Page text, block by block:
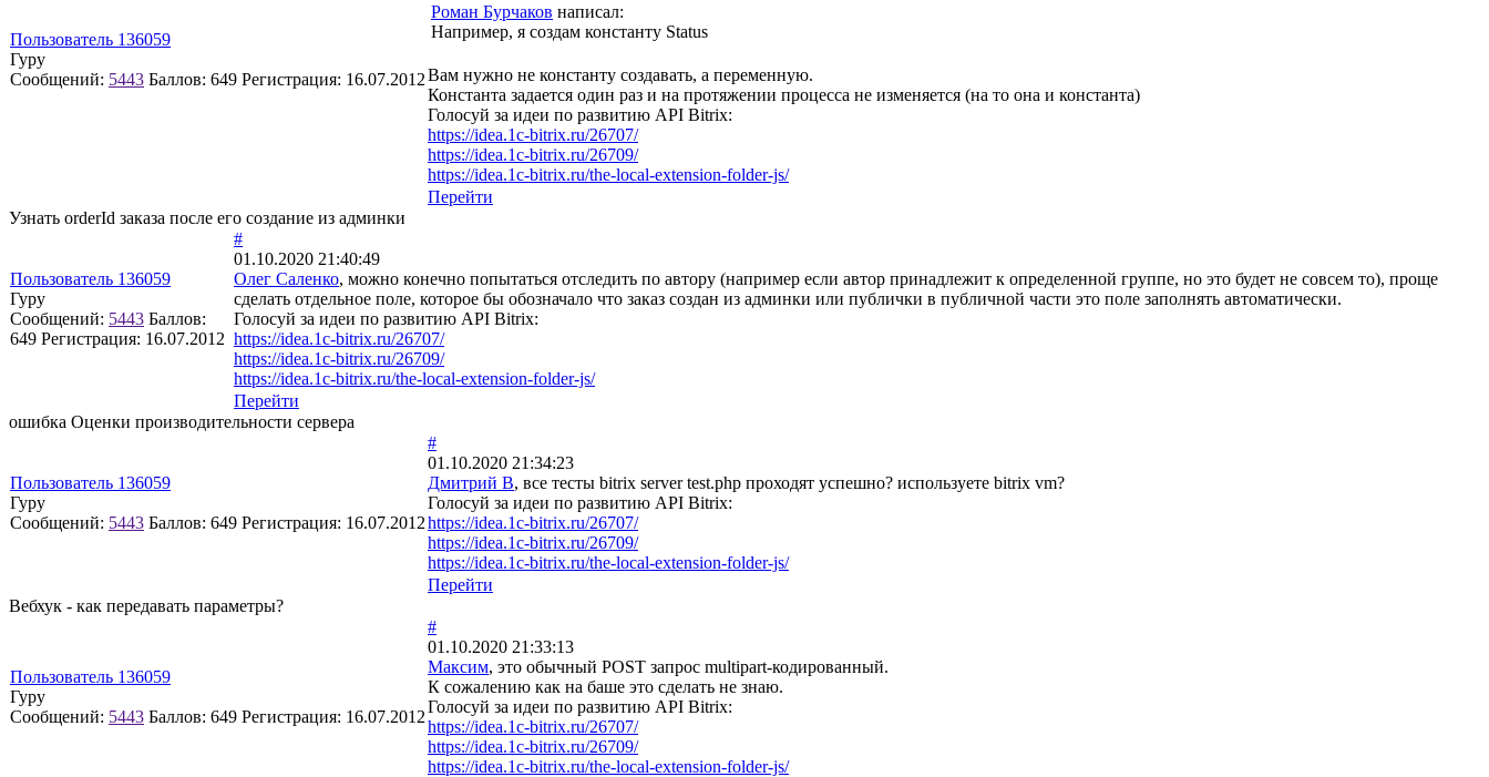
Пользователь 136059
Гуру
Сообщений: 5443 Баллов: 649 Регистрация: 16.07.2012
Роман Бурчаков написал:
Например, я создам константу Status
Вам нужно не константу создавать, а переменную.
Константа задается один раз и на протяжении процесса не изменяется (на то она и константа)
Голосуй за идеи по развитию API Bitrix:
https://idea.1c-bitrix.ru/26707/
https://idea.1c-bitrix.ru/26709/
https://idea.1c-bitrix.ru/the-local-extension-folder-js/
Перейти
Узнать orderId заказа после его создание из админки
Пользователь 136059
Гуру
Сообщений: 5443 Баллов:
649 Регистрация: 16.07.2012
#
01.10.2020 21:40:49
Олег Саленко, можно конечно попытаться отследить по автору (например если автор принадлежит к определенной группе, но это будет не совсем то), проще
сделать отдельное поле, которое бы обозначало что заказ создан из админки или публички в публичной части это поле заполнять автоматически.
Голосуй за идеи по развитию API Bitrix:
https://idea.1c-bitrix.ru/26707/
https://idea.1c-bitrix.ru/26709/
https://idea.1c-bitrix.ru/the-local-extension-folder-js/
Перейти
ошибка Оценки производительности сервера
Пользователь 136059
Гуру
Сообщений: 5443 Баллов: 649 Регистрация: 16.07.2012
#
01.10.2020 21:34:23
Дмитрий В, все тесты bitrix server test.php проходят успешно? используете bitrix vm?
Голосуй за идеи по развитию API Bitrix:
https://idea.1c-bitrix.ru/26707/
https://idea.1c-bitrix.ru/26709/
https://idea.1c-bitrix.ru/the-local-extension-folder-js/
Перейти
Вебхук - как передавать параметры?
Пользователь 136059
Гуру
Сообщений: 5443 Баллов: 649 Регистрация: 16.07.2012
#
01.10.2020 21:33:13
Максим, это обычный POST запрос multipart-кодированный.
К сожалению как на баше это сделать не знаю.
Голосуй за идеи по развитию API Bitrix:
https://idea.1c-bitrix.ru/26707/
https://idea.1c-bitrix.ru/26709/
https://idea.1c-bitrix.ru/the-local-extension-folder-js/